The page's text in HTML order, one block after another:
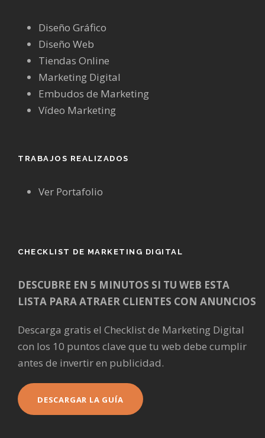
Diseño Gráfico
Diseño Web
Tiendas Online
Marketing Digital
Embudos de Marketing
Vídeo Marketing
TRABAJOS REALIZADOS
Ver Portafolio
CHECKLIST DE MARKETING DIGITAL
DESCUBRE EN 5 MINUTOS SI TU WEB ESTA
LISTA PARA ATRAER CLIENTES CON ANUNCIOS
Descarga gratis el Checklist de Marketing Digital
con los 10 puntos clave que tu web debe cumplir
antes de invertir en publicidad.
DESCARGAR LA GUÍA